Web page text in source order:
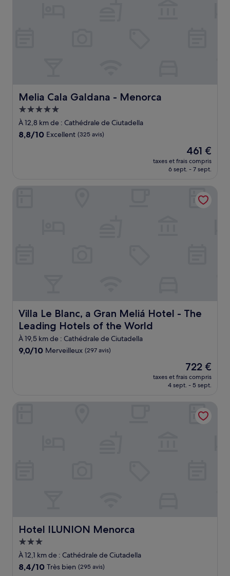
Melia Cala Galdana - Menorca
Melia Cala Galdana - Menorca
Hébergement
5.0 étoiles
À 12,8 km de : Cathédrale de Ciutadella
8.8
8,8/10 Excellent (325 avis)
Le
nouveau
prix
de
461 €
461 €
taxes et frais compris
6 sept. - 7 sept.
Villa Le Blanc, a Gran Meliá Hotel - The
Leading Hotels of the World
Villa Le Blanc, a Gran Meliá Hotel - The Leading Hotels
À 19,5 km de : Cathédrale de Ciutadella
9.0
9,0/10 Merveilleux (297 avis)
Le
nouveau
prix
de
722 €
722 €
taxes et frais compris
4 sept. - 5 sept.
Villa Le Blanc, a Gran Meliá Hotel - The Leading Hotels of
Hotel ILUNION Menorca
Hotel ILUNION Menorca
Hébergement
3.0 étoiles
À 12,1 km de : Cathédrale de Ciutadella
8.4
8,4/10 Très bien (295 avis)